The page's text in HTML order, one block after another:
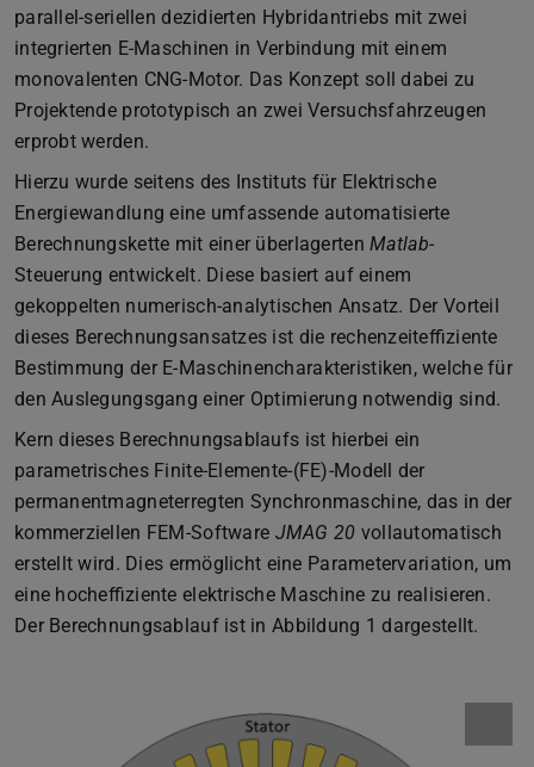
parallel-seriellen dezidierten Hybridantriebs mit zwei
integrierten E-Maschinen in Verbindung mit einem
monovalenten CNG-Motor. Das Konzept soll dabei zu
Projektende prototypisch an zwei Versuchsfahrzeugen
erprobt werden.
Hierzu wurde seitens des Instituts für Elektrische
Energiewandlung eine umfassende automatisierte
Berechnungskette mit einer überlagertenMatlab-
Steuerung entwickelt. Diese basiert auf einem
gekoppelten numerisch-analytischen Ansatz. Der Vorteil
dieses Berechnungsansatzes ist die rechenzeiteffiziente
Bestimmung der E-Maschinencharakteristiken, welche für
den Auslegungsgang einer Optimierung notwendig sind.
Kern dieses Berechnungsablaufs ist hierbei ein
parametrisches Finite-Elemente-(FE)-Modell der
permanentmagneterregten Synchronmaschine, das in der
kommerziellen FEM-Software JMAG 20 vollautomatisch
erstellt wird. Dies ermöglicht eine Parametervariation, um
eine hocheffiziente elektrische Maschine zu realisieren.
Der Berechnungsablauf ist in Abbildung 1 dargestellt.